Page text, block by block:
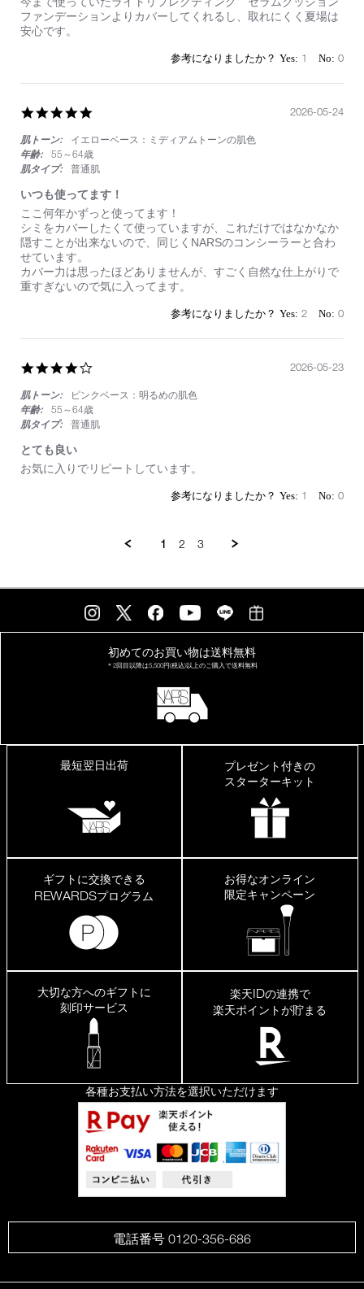
1
Jun
2026
き！
ファンデーションよりカバーしてくれるし、取れにくく夏場は
安心です。
1 0
rating
肌トーン:
イエローベース：ミディアムトーンの肌色
年齢:
55～64歳
肌タイプ:
普通肌
いつも使ってます！
Review
by
on
24
May
2026
review
stating
い
つ
も
使
っ
す！
ここ何年かずっと使ってます！
シミをカバーしたくて使っていますが、これだけではなかなか
隠すことが出来ないので、同じくNARSのコンシーラーと合わ
せています。
カバー力は思ったほどありませんが、すごく自然な仕上がりで
重すぎないので気に入ってます。
2026-05-24
2 0
rating
肌トーン:
ピンクベース：明るめの肌色
年齢:
55～64歳
肌タイプ:
普通肌
とても良い
Review
review
お気に入りでリピートしています。
2026-05-23
1 0
1 2 3
初めてのお買い物は送料無料
＊2回目以降は5,500円(税込)以上の ご購入で送料無料
最短翌日出荷
プレゼント付きの
スターターキット
ギフトに交換できる
REWARDSプログラム
お得なオンライン
限定キャンペーン
大切な方へのギフトに
刻印サービス
楽天IDの連携で
楽天ポイントが貯まる
各種お支払い方法を選択いただけます
電話番号 0120-356-686